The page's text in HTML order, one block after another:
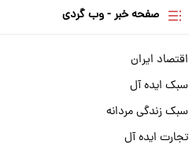
صفحه خبر - وب گردی
اقتصاد ایران
سبک ایده آل
سبک زندگی مردانه
تجارت ایده آل